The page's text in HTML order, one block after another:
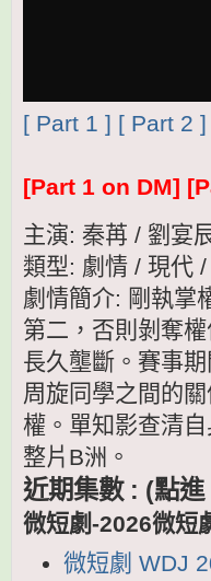
[ Part 1 ] [ Part 2 ]
[Part 1 on DM]
主演: 秦苒 / 劉宴
類型: 劇情 / 現代
劇情簡介: 剛執掌
第二，否則剝奪
長久壟斷。賽事
周旋同學之間的
權。單知影查清
整片B洲。
近期集數 : (點
微短劇-2026微短
微短劇 WDJ